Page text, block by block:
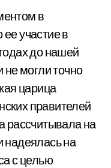
в
участие в
до нашей
могли точно
царица
правителей
рассчитывала на
надеялась на
с целью